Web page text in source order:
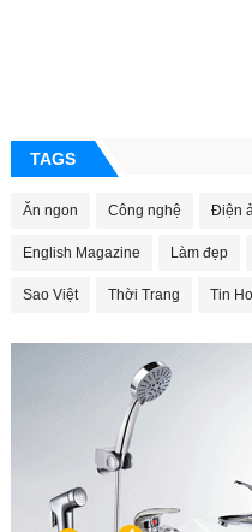
TAGS
Ăn ngon Công nghệ Điện
English Magazine Làm đẹp
Sao Việt Thời Trang Tin